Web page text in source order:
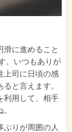
滑に進めること
。いつもありが
上司に日頃の感
と言えます。
利用して、相手
りが周囲の人